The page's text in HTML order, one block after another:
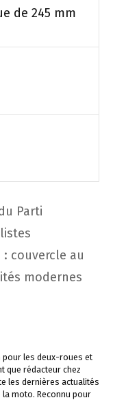
de 245 mm
Parti
: couvercle au
modernes
pour les deux-roues et
que rédacteur chez
les dernières actualités
moto. Reconnu pour